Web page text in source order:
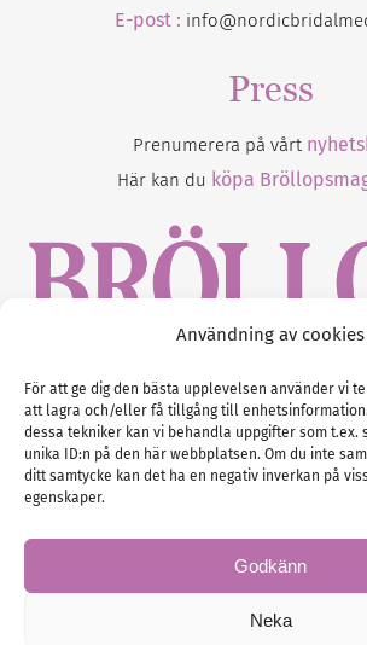
Användning av cookies
För att ge dig den bästa upplevelsen använder vi
att lagra och/eller få tillgång till
dessa tekniker kan vi behandla uppgifter som
unika ID:n på den här webbplatsen. Om du inte
ditt samtycke kan det ha en negativ inverkan på
egenskaper.
Godkänn
Neka
E-post :
Press
Prenumerera på vårt
Här kan du köpa
Gustaf Mattssons väg 2, 451 50
Tel :0522-68 11 90
E-post: